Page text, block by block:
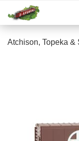
Atchison, Topeka &